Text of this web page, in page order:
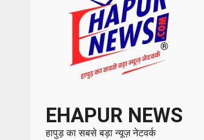
EHAPUR NEWS
हापुड़ का सबसे बड़ा न्यूज़ नेटवर्क